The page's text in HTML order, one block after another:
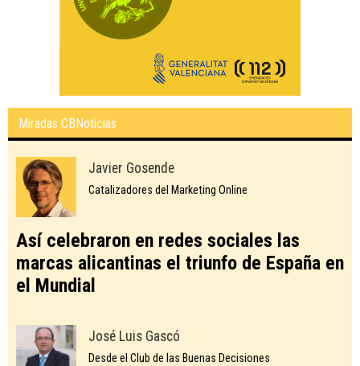
Miradas CBNoticias
Javier Gosende
Catalizadores del Marketing Online
Así celebraron en redes sociales las
marcas alicantinas el triunfo de España en
el Mundial
José Luis Gascó
Desde el Club de las Buenas Decisiones